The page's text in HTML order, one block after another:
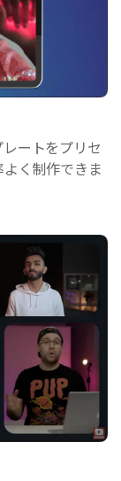
ートをプリセ
く制作できま